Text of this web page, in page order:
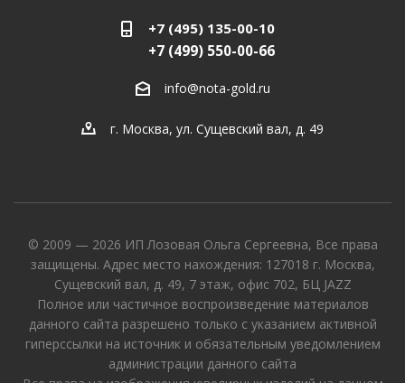
+7 (495) 135-00-10
+7 (499) 550-00-66
info@nota-gold.ru
г. Москва, ул. Сущевский вал, д. 49
© 2009 — 2026 ИП Лозовая Ольга Сергеевна, Все права
защищены. Адрес место нахождения: 127018 г. Москва,
Сущевский вал, д. 49, 7 этаж, офис 702, БЦ JAZZ
Полное или частичное воспроизведение материалов
данного сайта разрешено только с указанием активной
гиперссылки на источник и обязательным уведомлением
администрации данного сайта